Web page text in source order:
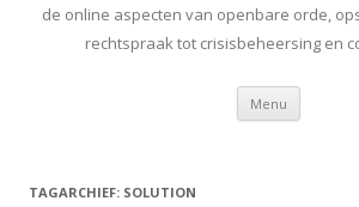
de online aspecten van openbare orde,
rechtspraak tot crisisbeheersing en
Menu Spring
inhoud
TAGARCHIEF: SOLUTION